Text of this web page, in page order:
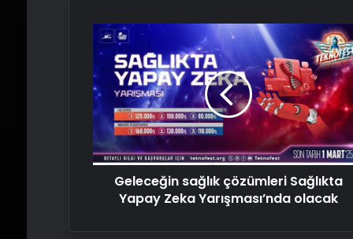
Geleceğin
sağlık
çözümleri
Sağlıkta
Yapay
Zeka
Yarışması’nda
olacak
Geleceğin sağlık çözümleri Sağlıkta
Yapay Zeka Yarışması’nda olacak